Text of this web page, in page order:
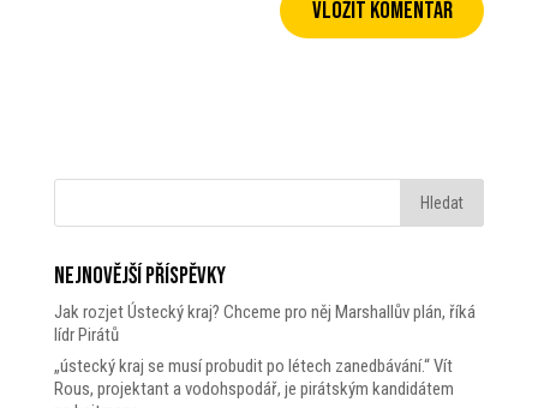
Nejnovější příspěvky
Jak rozjet Ústecký kraj? Chceme pro něj Marshallův plán, říká
lídr Pirátů
„ústecký kraj se musí probudit po létech zanedbávání.“ Vít
Rous, projektant a vodohspodář, je pirátským kandidátem